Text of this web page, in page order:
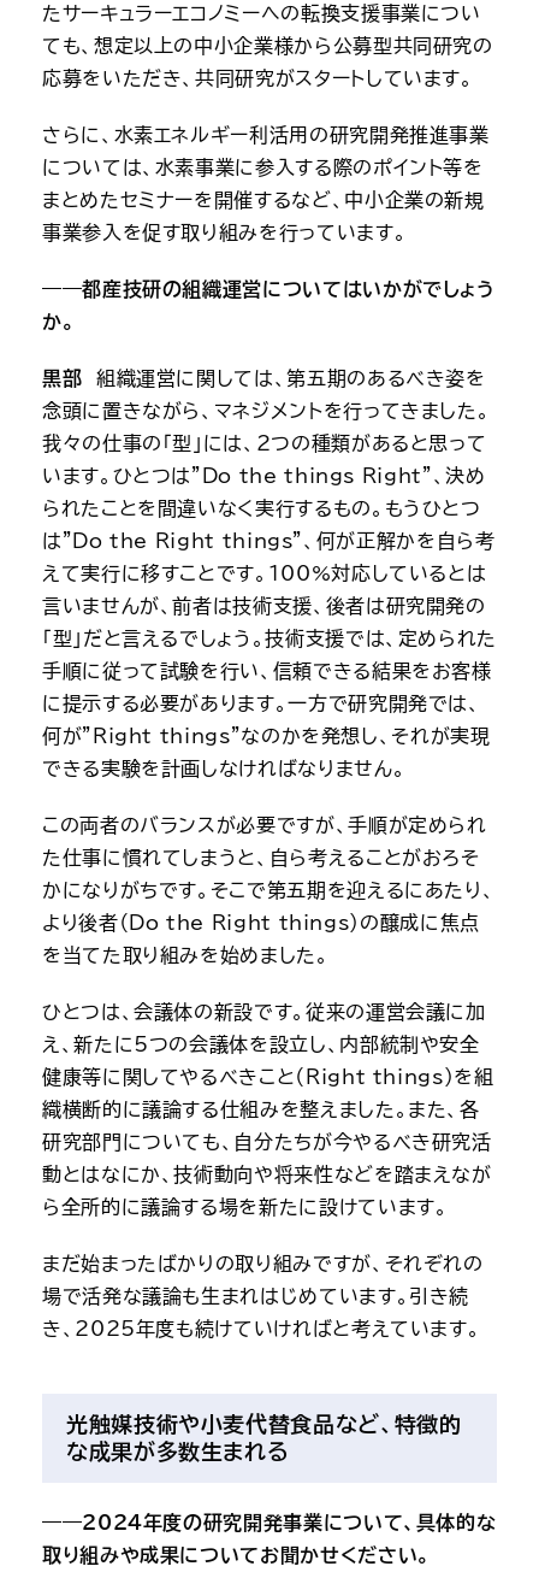
たサーキュラーエコノミーへの転換支援事業につい
ても、想定以上の中小企業様から公募型共同研究の
応募をいただき、共同研究がスタートしています。
さらに、水素エネルギー利活用の研究開発推進事業
については、水素事業に参入する際のポイント等を
まとめたセミナーを開催するなど、中小企業の新規
事業参入を促す取り組みを行っています。
――都産技研の組織運営についてはいかがでしょう
か。
黒部 組織運営に関しては、第五期のあるべき姿を
念頭に置きながら、マネジメントを行ってきました。
我々の仕事の「型」には、2つの種類があると思って
います。ひとつは”Do the things Right”、決め
られたことを間違いなく実行するもの。もうひとつ
は”Do the Right things”、何が正解かを自ら考
えて実行に移すことです。100%対応しているとは
言いませんが、前者は技術支援、後者は研究開発の
「型」だと言えるでしょう。技術支援では、定められた
手順に従って試験を行い、信頼できる結果をお客様
に提示する必要があります。一方で研究開発では、
何が”Right things”なのかを発想し、それが実現
できる実験を計画しなければなりません。
この両者のバランスが必要ですが、手順が定められ
た仕事に慣れてしまうと、自ら考えることがおろそ
かになりがちです。そこで第五期を迎えるにあたり、
より後者（Do the Right things）の醸成に焦点
を当てた取り組みを始めました。
ひとつは、会議体の新設です。従来の運営会議に加
え、新たに5つの会議体を設立し、内部統制や安全
健康等に関してやるべきこと（Right things）を組
織横断的に議論する仕組みを整えました。また、各
研究部門についても、自分たちが今やるべき研究活
動とはなにか、技術動向や将来性などを踏まえなが
ら全所的に議論する場を新たに設けています。
まだ始まったばかりの取り組みですが、それぞれの
場で活発な議論も生まれはじめています。引き続
き、2025年度も続けていければと考えています。
光触媒技術や小麦代替食品など、特徴的
な成果が多数生まれる
――2024年度の研究開発事業について、具体的な
取り組みや成果についてお聞かせください。